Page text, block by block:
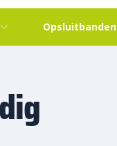
Opsluitbanden